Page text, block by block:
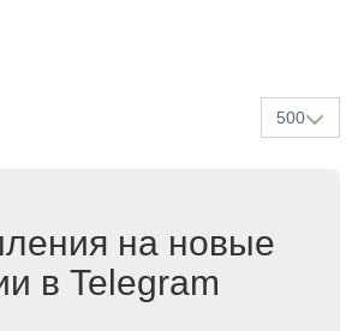
500
на новые
в Telegram